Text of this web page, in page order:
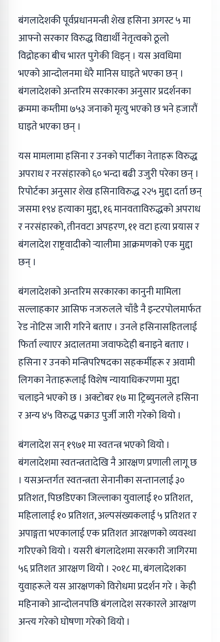
बंगलादेशकी पूर्वप्रधानमन्त्री शेख हसिना अगस्ट ५ मा
आफ्नो सरकार विरुद्ध विद्यार्थी नेतृत्वको ठूलो
विद्रोहका बीच भारत पुगेकी थिइन् । यस अवधिमा
भएको आन्दोलनमा धेरै मानिस घाइते भएका छन् ।
बंगलादेशको अन्तरिम सरकारका अनुसार प्रदर्शनका
क्रममा कम्तीमा ७५३ जनाको मृत्यु भएको छ भने हजारौं
घाइते भएका छन् ।
यस मामलामा हसिना र उनको पार्टीका नेताहरू विरुद्ध
अपराध र नरसंहारको ६० भन्दा बढी उजुरी परेका छन् ।
रिपोर्टका अनुसार शेख हसिनाविरुद्ध २२५ मुद्दा दर्ता छन्
जसमा १९४ हत्याका मुद्दा, १६ मानवताविरुद्धको अपराध
र नरसंहारको, तीनवटा अपहरण, ११ वटा हत्या प्रयास र
बंगलादेश राष्ट्रवादीको र्‍यालीमा आक्रमणको एक मुद्दा
छन् ।
बंगलादेशको अन्तरिम सरकारका कानुनी मामिला
सल्लाहकार आसिफ नजरुलले चाँडै नै इन्टरपोलमार्फत
रेड नोटिस जारी गरिने बताए । उनले हसिनासहितलाई
फिर्ता ल्याएर अदालतमा जवाफदेही बनाइने बताए ।
हसिना र उनको मन्त्रिपरिषदका सहकर्मीहरू र अवामी
लिगका नेताहरूलाई विशेष न्यायाधिकरणमा मुद्दा
चलाइने भएको छ । अक्टोबर १७ मा ट्रिब्युनलले हसिना
र अन्य ४५ विरुद्ध पक्राउ पुर्जी जारी गरेको थियो ।
बंगलादेश सन् १९७१ मा स्वतन्त्र भएको थियो ।
बंगलादेशमा स्वतन्त्रतादेखि नै आरक्षण प्रणाली लागू छ
। यसअन्तर्गत स्वतन्त्रता सेनानीका सन्तानलाई ३०
प्रतिशत, पिछडिएका जिल्लाका युवालाई १० प्रतिशत,
महिलालाई १० प्रतिशत, अल्पसंख्यकलाई ५ प्रतिशत र
अपाङ्गता भएकालाई एक प्रतिशत आरक्षणको व्यवस्था
गरिएको थियो । यसरी बंगलादेशमा सरकारी जागिरमा
५६ प्रतिशत आरक्षण थियो । २०१८ मा, बंगलादेशका
युवाहरूले यस आरक्षणको विरोधमा प्रदर्शन गरे । केही
महिनाको आन्दोलनपछि बंगलादेश सरकारले आरक्षण
अन्त्य गरेको घोषणा गरेको थियो ।